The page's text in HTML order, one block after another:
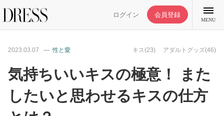
ログイン 会員登録
MENU
特集記事
2023.03.07 性と愛 キス(23) アダルトグッズ(46)
気持ちいいキスの極意！ また
したいと思わせるキスの仕方